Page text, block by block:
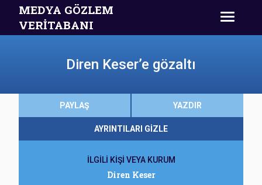
MEDYA GÖZLEM
VERİTABANI
Diren Keser’e gözaltı
PAYLAŞ YAZDIR
AYRINTILARI GİZLE
İLGİLİ KİŞİ VEYA KURUM
Diren Keser